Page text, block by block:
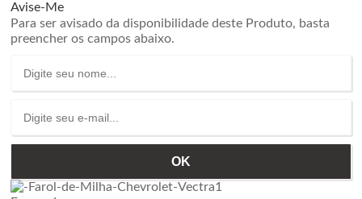
Avise-Me
Para ser avisado da disponibilidade deste Produto, basta
preencher os campos abaixo.